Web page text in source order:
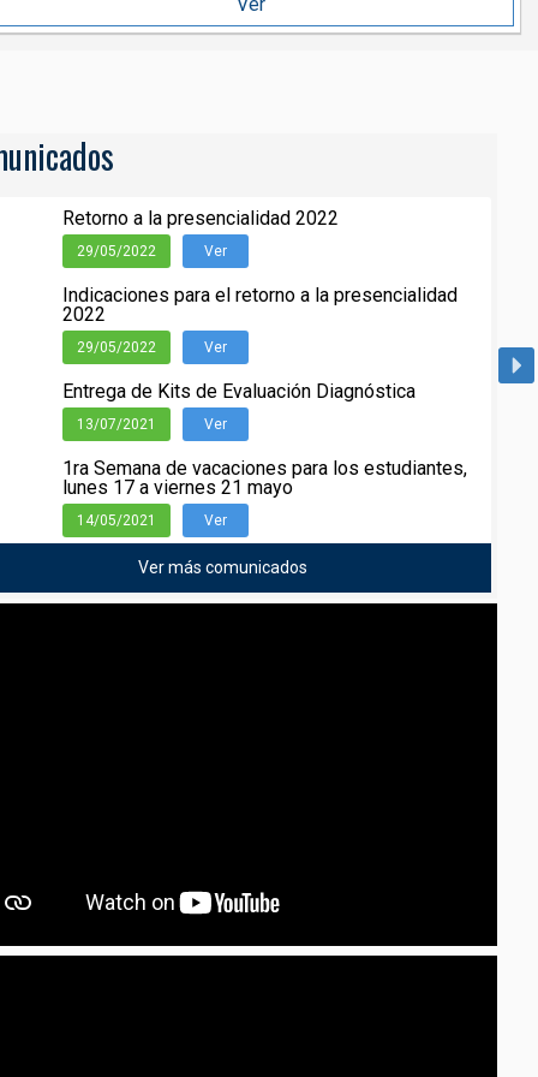
Retorno a la presencialidad 2022
29/05/2022 Ver
Indicaciones para el retorno a la presencialidad
2022
29/05/2022 Ver
Entrega de Kits de Evaluación Diagnóstica
13/07/2021 Ver
1ra Semana de vacaciones para los estudiantes,
lunes 17 a viernes 21 mayo
14/05/2021 Ver
Ver más comunicados